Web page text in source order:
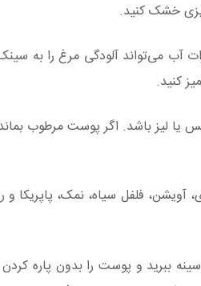
خشک کنید.
آب می‌تواند آلودگی مرغ را به
کنید.
لیز باشد. اگر پوست مرطوب
آویشن، فلفل سیاه، نمک،
ببرید و پوست را بدون پاره